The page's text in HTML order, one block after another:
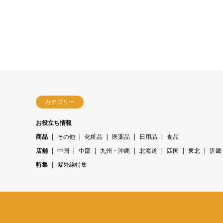
カテゴリー
お役立ち情報
商品
その他 化粧品 医薬品 日用品
食品
店舗
中国 中部 九州・沖縄 北海道 四国 東北
近畿
特集
紫外線特集